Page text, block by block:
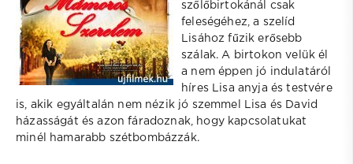
szőlőbirtokánál csak
feleségéhez, a szelíd
Lisához fűzik erősebb
szálak. A birtokon velük él
a nem éppen jó indulatáról
híres Lisa anyja és testvére
is, akik egyáltalán nem nézik jó szemmel Lisa és David
házasságát és azon fáradoznak, hogy kapcsolatukat
minél hamarabb szétbombázzák.